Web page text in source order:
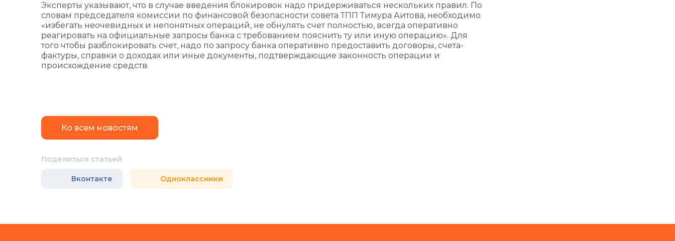
Эксперты указывают, что в случае введения блокировок надо придерживаться нескольких правил. По
словам председателя комиссии по финансовой безопасности совета ТПП Тимура Аитова, необходимо
«избегать неочевидных и непонятных операций, не обнулять счет полностью, всегда оперативно
реагировать на официальные запросы банка с требованием пояснить ту или иную операцию». Для
того чтобы разблокировать счет, надо по запросу банка оперативно предоставить договоры, счета-
фактуры, справки о доходах или иные документы, подтверждающие законность операции и
происхождение средств.
Ко всем новостям
Поделиться статьей
Вконтакте Одноклассники